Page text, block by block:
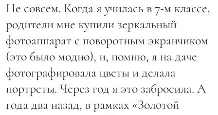
Не совсем. Когда я училась в 7-м классе,
родители мне купили зеркальный
фотоаппарат с поворотным экранчиком
(это было модно), и, помню, я на даче
фотографировала цветы и делала
портреты. Через год я это забросила. А
года два назад, в рамках «Золотой